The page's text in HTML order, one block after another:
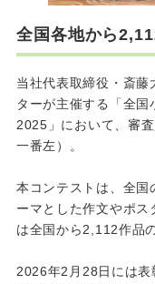
全国各地から
当社代表取締役・斎藤
ターが主催する「全国
2025」において、審
一番左）。
本コンテストは、全国
ーマとした作文やポ
は全国から2,112作品
2026年2月28日には表